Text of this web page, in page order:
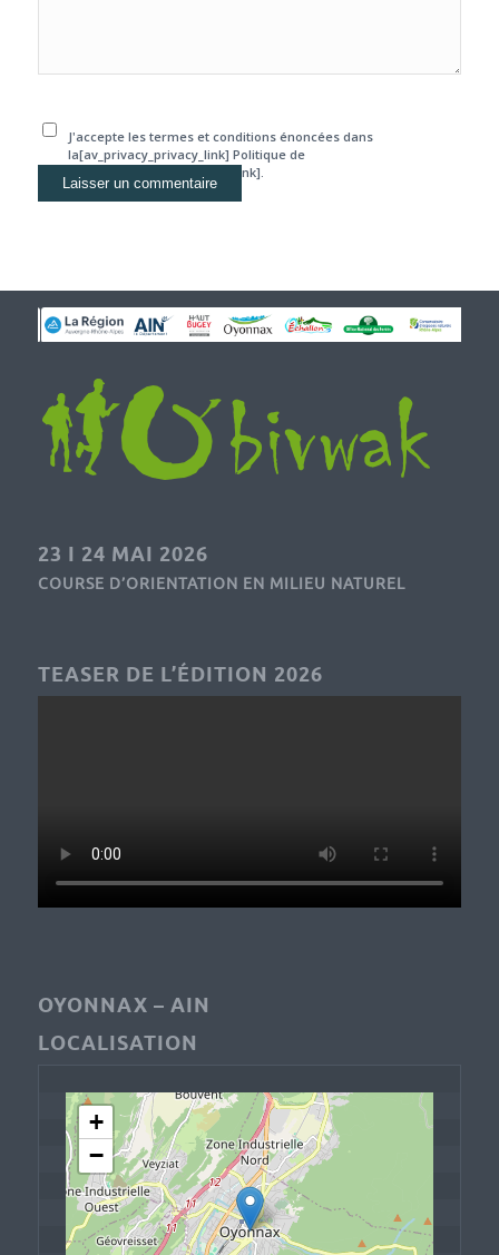
J'accepte les termes et conditions énoncées dans
la[av_privacy_privacy_link] Politique de
confidentialité[/av_privacy_link].
23 I 24 MAI 2026
COURSE D’ORIENTATION EN MILIEU NATUREL
TEASER DE L’ÉDITION 2026
OYONNAX – AIN
LOCALISATION
+
−